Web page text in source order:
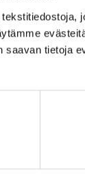
saavan tietoja